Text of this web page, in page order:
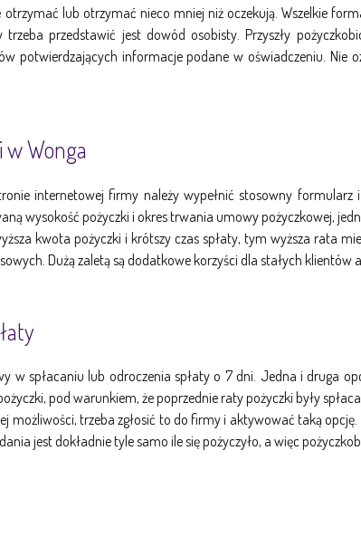
lub otrzymać nieco mniej niż oczekują. Wszelkie
przedstawić jest dowód osobisty. Przyszły
potwierdzających informacje podane w oświadczeniu. Nie
w Wonga
internetowej firmy należy wypełnić stosowny
wysokość pożyczki i okres trwania umowy pożyczkowej,
kwota pożyczki i krótszy czas spłaty, tym wyższa rata
Dużą zaletą są dodatkowe korzyści dla stałych klientów
w spłacaniu lub odroczenia spłaty o 7 dni. Jedna i druga
pod warunkiem, że poprzednie raty pożyczki były
możliwości, trzeba zgłosić to do firmy i aktywować taką
jest dokładnie tyle samo ile się pożyczyło, a więc